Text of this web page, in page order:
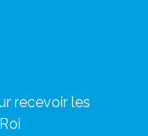
recevoir les